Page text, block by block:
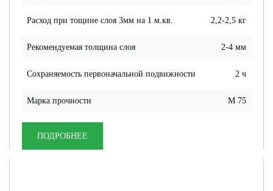
Расход при тощине слоя 3мм на 1 м.кв. 2,2-2,5 кг
Рекомендуемая толщина слоя 2-4 мм
Сохраняемость первоначальной подвижности 2 ч
Марка прочности М 75
ПОДРОБНЕЕ